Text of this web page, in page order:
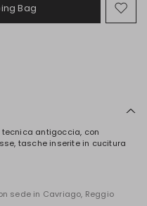
Bag
antigoccia, con
tasche inserite in cucitura
sede in Cavriago, Reggio